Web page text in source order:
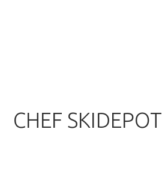
CHEF SKIDEPOT